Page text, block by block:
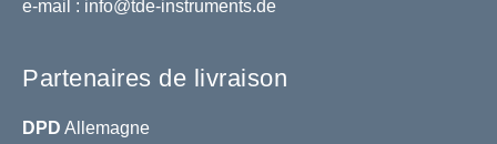
e-mail : info@tde-instruments.de
Partenaires de livraison
DPD Allemagne